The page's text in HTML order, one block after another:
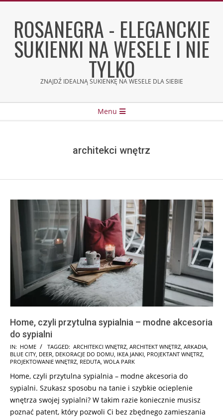
contentROSANEGRA - ELEGANCKIE
SUKIENKI NA WESELE I NIE
TYLKO
ZNAJDŹ IDEALNĄ SUKIENKĘ NA WESELE DLA SIEBIE
Menu
architekci wnętrz
Home, czyli przytulna sypialnia – modne akcesoria
do sypialni
2025-
01-
IN: HOME TAGGED: ARCHITEKCI WNĘTRZ ARCHITEKT WNĘTRZ ARKADIA
BLUE CITY DEER DEKORACJE DO DOMU IKEA JANKI PROJEKTANT WNĘTRZ
PROJEKTOWANIE WNĘTRZ REDUTA WOLA PARK
Home, czyli przytulna sypialnia – modne akcesoria do
sypialni. Szukasz sposobu na tanie i szybkie ocieplenie
wnętrza swojej sypialni? W takim razie koniecznie musisz
poznać patent, który pozwoli Ci bez zbędnego zamieszania